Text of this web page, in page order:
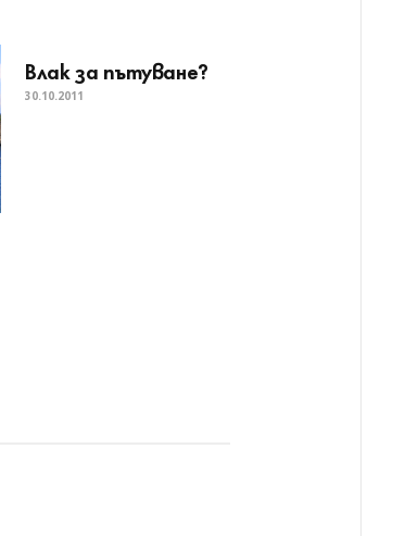
Влак за пътуване?
30.10.2011